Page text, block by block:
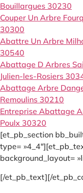
Bouillargues 30230
Couper Un Arbre
30300
Abattre Un Arbre
30540
Abattage D Arbres
Julien-les-Rosiers
Abattage Arbre
Remoulins 30210
Entreprise Abattage
Poulx 30320
[et_pb_section
type=
background_layout=
[/et_pb_text][/